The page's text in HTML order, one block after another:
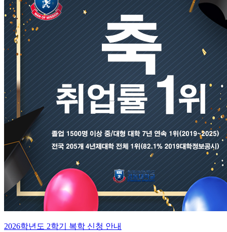
2026학년도 2학기 복학 신청 안내